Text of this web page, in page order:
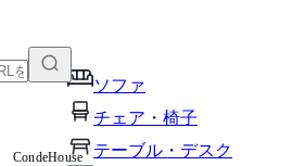
ソファ
チェア・椅子
テーブル・デスク
加
を貼り付けて、カートに追加できます
CondeHouse